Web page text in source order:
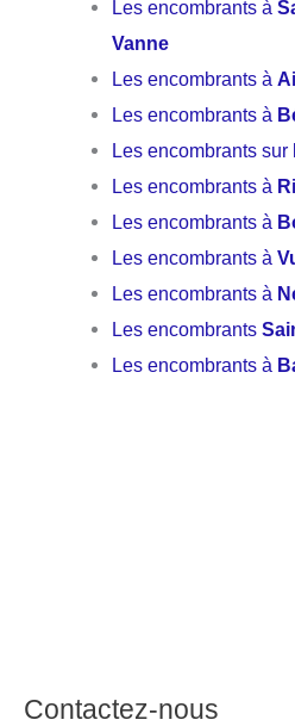
Les encombrants à
Vanne
Les encombrants à
Les encombrants à
Les encombrants sur
Les encombrants à
Les encombrants à
Les encombrants à
Les encombrants à
Les encombrants
Les encombrants à
Contactez-nous